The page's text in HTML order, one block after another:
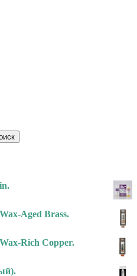
Aged Brass.
Rich Copper.